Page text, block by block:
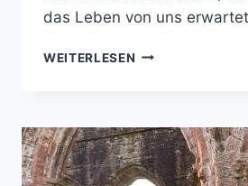
das Leben von uns
WEITERLESEN ICH
ALTER